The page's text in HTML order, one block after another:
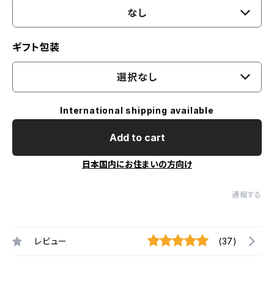
なし
ギフト包装
選択なし
International shipping available
Add to cart
日本国内にお住まいの方向け
通報する
レビュー (37)